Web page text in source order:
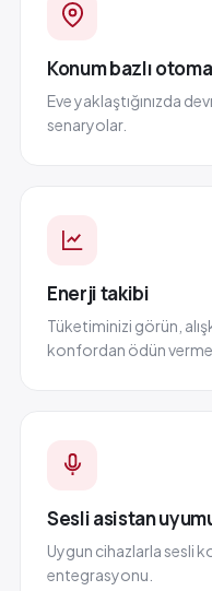
Konum bazlı
Eve yaklaştığınızda
senaryolar.
Enerji takibi
Tüketiminizi görün,
konfordan ödün
Sesli asistan
Uygun cihazlarla sesli
entegrasyonu.